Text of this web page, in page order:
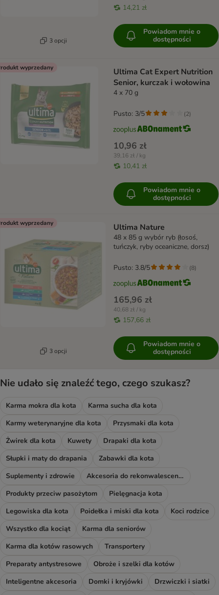
3 opcji
14,21 zł
Powiadom mnie o
dostępności
wyprzedany
Ultima Cat Expert Nutrition
Senior, kurczak i wołowina
4 x 70 g
10,96 zł
39,16 zł / kg
10,41 zł
Pusto: 3/5 (2)
Powiadom mnie o
dostępności
wyprzedany
3 opcji
Ultima Nature
48 x 85 g wybór ryb (łosoś,
tuńczyk, ryby oceaniczne, dorsz)
165,96 zł
40,68 zł / kg
157,66 zł
Pusto: 3.8/5 (8)
Powiadom mnie o
dostępności
Nie udało się znaleźć tego, czego szukasz?
Karma mokra dla kota
Karma sucha dla kota
Karmy weterynaryjne dla kota
Przysmaki dla kota
Żwirek dla kota
Kuwety
Drapaki dla kota
Słupki i maty do drapania
Zabawki dla kota
Suplementy i zdrowie
Akcesoria do rekonwalescencji
Produkty przeciw pasożytom
Pielęgnacja kota
Legowiska dla kota
Poidełka i miski dla kota
Koci rodzice
Wszystko dla kociąt
Karma dla seniorów
Karma dla kotów rasowych
Transportery
Preparaty antystresowe
Obroże i szelki dla kotów
Inteligentne akcesoria
Domki i kryjówki
Drzwiczki i siatki